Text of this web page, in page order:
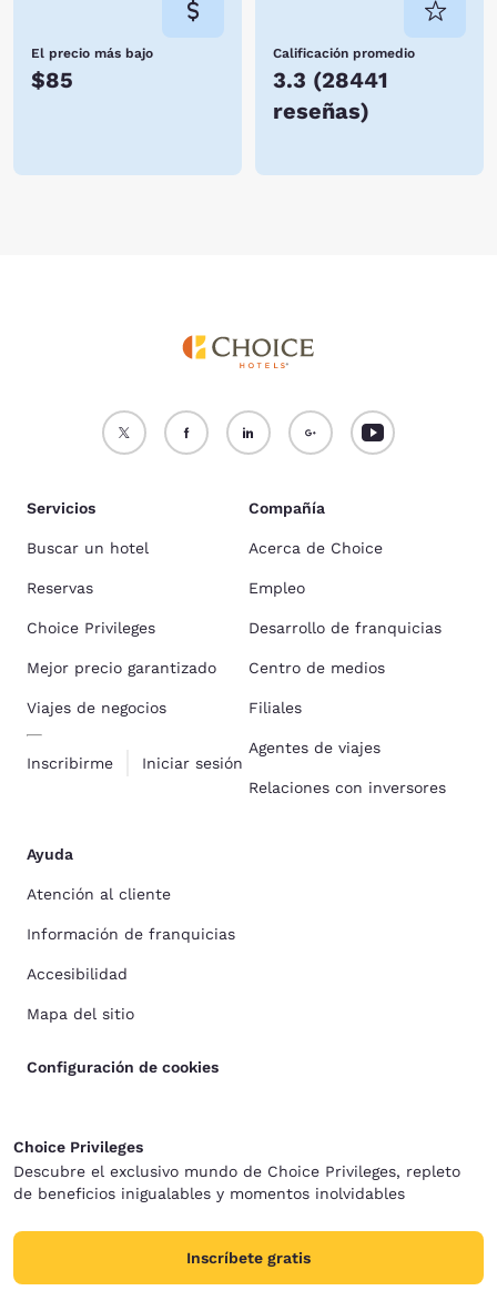
El precio más bajo
$85
Calificación promedio
3.3 (28441
reseñas)
Servicios
Buscar un hotel
Reservas
Choice Privileges
Mejor precio garantizado
Viajes de negocios
Inscribirme Iniciar sesión
Compañía
Acerca de Choice
Empleo
Desarrollo de franquicias
Centro de medios
Filiales
Agentes de viajes
Relaciones con inversores
Ayuda
Atención al cliente
Información de franquicias
Accesibilidad
Mapa del sitio
Configuración de cookies
Choice Privileges
Descubre el exclusivo mundo de Choice Privileges, repleto
de beneficios inigualables y momentos inolvidables
Inscríbete gratis